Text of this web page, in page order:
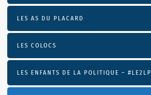
LES AS DU PLACARD
LES COLOCS
LES ENFANTS DE LA POLITIQUE – #LE2LP